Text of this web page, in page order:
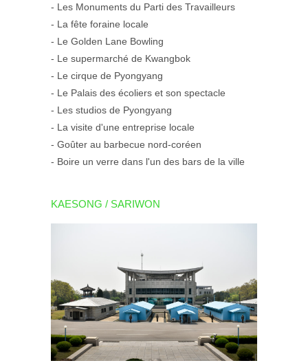
- Les Monuments du Parti des Travailleurs
- La fête foraine locale
- Le Golden Lane Bowling
- Le supermarché de Kwangbok
- Le cirque de Pyongyang
- Le Palais des écoliers et son spectacle
- Les studios de Pyongyang
- La visite d'une entreprise locale
- Goûter au barbecue nord-coréen
- Boire un verre dans l'un des bars de la ville
KAESONG / SARIWON